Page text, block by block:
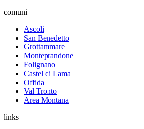
comuni
Ascoli
San Benedetto
Grottammare
Monteprandone
Folignano
Castel di Lama
Offida
Val Tronto
Area Montana
links